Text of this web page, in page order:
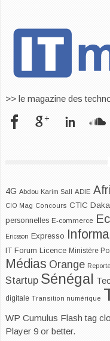
>> le magazine des
4G Abdou Karim Sall ADIE
CIO Mag Concours CTIC
personnelles E-commerce
Ericsson Expresso
IT Forum Licence Ministère
Médias Orange
Startup Sénégal
digitale Transition numérique
WP Cumulus Flash tag
Player 9 or better.